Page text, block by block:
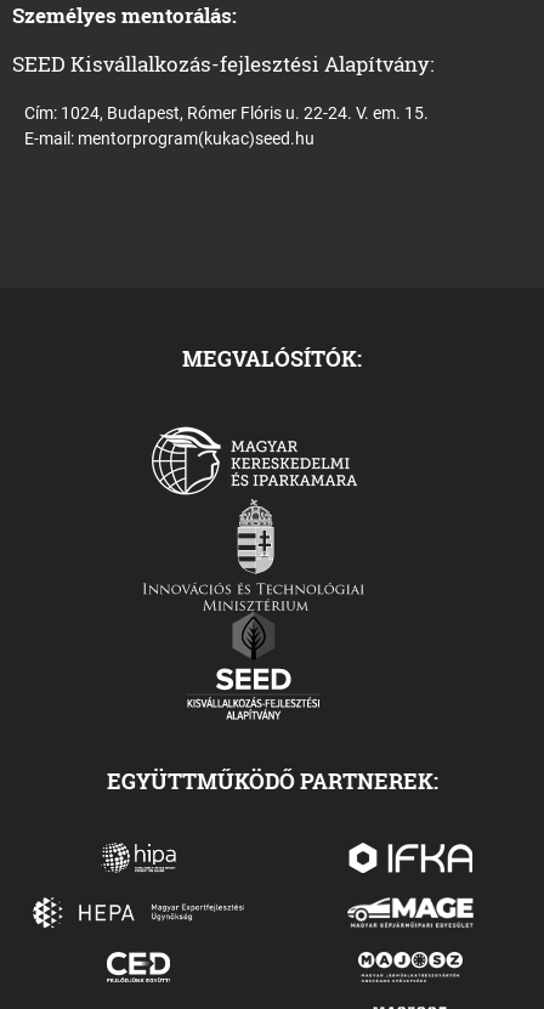
Személyes mentorálás:
SEED Kisvállalkozás-fejlesztési Alapítvány:
Cím: 1024, Budapest, Rómer Flóris u. 22-24. V. em. 15.
E-mail: mentorprogram(kukac)seed.hu
MEGVALÓSÍTÓK:
EGYÜTTMŰKÖDŐ PARTNEREK: